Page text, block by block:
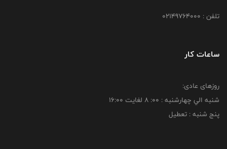
تلفن : 02149764000
ساعات کار
روزهای عادی:
شنبه الي چهارشنبه : 00: 8 لغايت 16:00
پنج شنبه : تعطیل